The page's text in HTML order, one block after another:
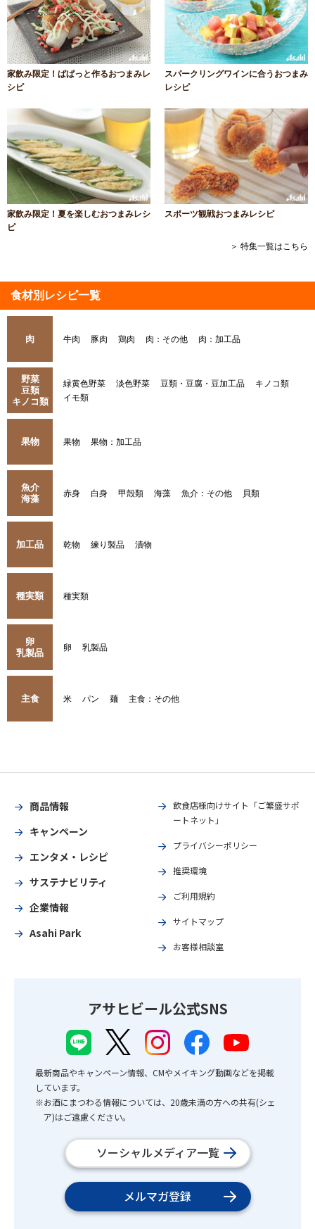
家飲み限定！ぱぱっと作るおつまみレ
シピ
スパークリングワインに合うおつまみ
レシピ
家飲み限定！夏を楽しむおつまみレシ
ピ
スポーツ観戦おつまみレシピ
＞ 特集一覧はこちら
食材別レシピ一覧
肉 牛肉 豚肉 鶏肉 肉：その他 肉：加工品
野菜
豆類
キノコ類
緑黄色野菜 淡色野菜 豆類・豆腐・豆加工品
キノコ類
イモ類
果物 果物 果物：加工品
魚介
海藻
赤身 白身 甲殻類 海藻 魚介：その他 貝類
加工品 乾物 練り製品 漬物
種実類 種実類
卵
乳製品
卵 乳製品
主食 米 パン 麺 主食：その他
商品情報
キャンペーン
エンタメ・レシピ
サステナビリティ
企業情報
Asahi Park
飲食店様向けサイト「ご繁盛サポ
ートネット」
プライバシーポリシー
推奨環境
ご利用規約
サイトマップ
お客様相談室
アサヒビール公式SNS
最新商品やキャンペーン情報、CMやメイキング動画などを掲載
しています。
※お酒にまつわる情報については、20歳未満の方への共有(シェ
ア)はご遠慮ください。
ソーシャルメディア一覧
メルマガ登録